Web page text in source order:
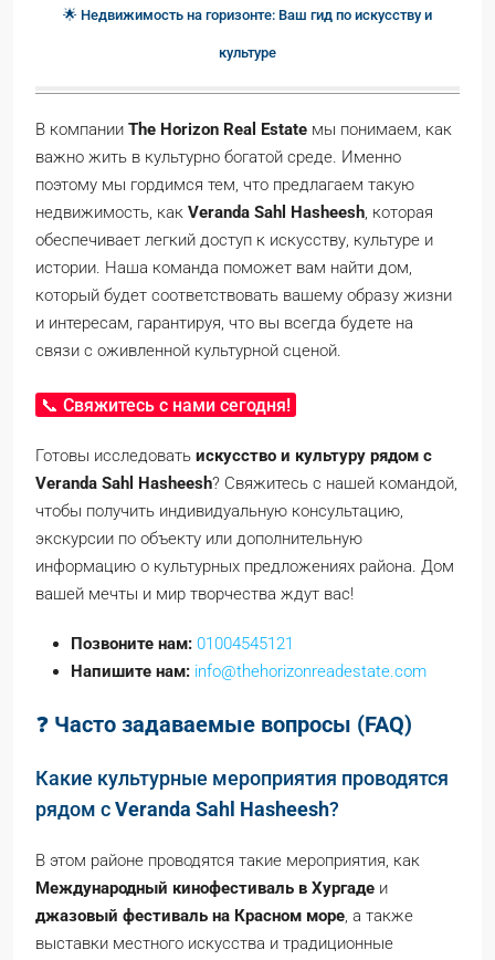
🌟 Недвижимость на горизонте: Ваш гид по искусству и
культуре
В компании The Horizon Real Estate мы понимаем, как
важно жить в культурно богатой среде. Именно
поэтому мы гордимся тем, что предлагаем такую
недвижимость, как Veranda Sahl Hasheesh, которая
обеспечивает легкий доступ к искусству, культуре и
истории. Наша команда поможет вам найти дом,
который будет соответствовать вашему образу жизни
и интересам, гарантируя, что вы всегда будете на
связи с оживленной культурной сценой.
📞 Свяжитесь с нами сегодня!
Готовы исследовать искусство и культуру рядом с
Veranda Sahl Hasheesh? Свяжитесь с нашей командой,
чтобы получить индивидуальную консультацию,
экскурсии по объекту или дополнительную
информацию о культурных предложениях района. Дом
вашей мечты и мир творчества ждут вас!
Позвоните нам: 01004545121
Напишите нам: info@thehorizonreadestate.com
❓ Часто задаваемые вопросы (FAQ)
Какие культурные мероприятия проводятся
рядом сVeranda Sahl Hasheesh?
В этом районе проводятся такие мероприятия, как
Международный кинофестиваль в Хургаде и
джазовый фестиваль на Красном море, а также
выставки местного искусства и традиционные